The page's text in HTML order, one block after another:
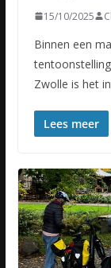
15/10/2025
Binnen een
Zwolle is het
Lees meer